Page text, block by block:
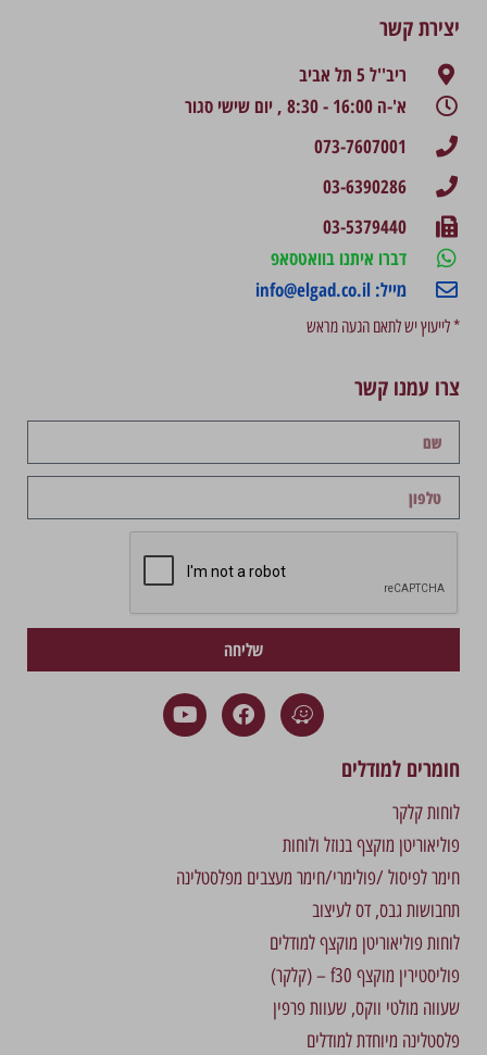
יצירת קשר
ריב''ל 5 תל אביב
א'-ה 16:00 - 8:30 , יום שישי סגור
073-7607001
03-6390286
03-5379440
דברו איתנו בוואטסאפ
מייל: info@elgad.co.il
* לייעוץ יש לתאם הגעה מראש
צרו עמנו קשר
שליחה
חומרים למודלים
לוחות קלקר
פוליאוריטן מוקצף בנוזל ולוחות
חימר לפיסול /פולימרי/חימר מעצבים מפלסטלינה
תחבושות גבס, דס לעיצוב
לוחות פוליאוריטן מוקצף למודלים
פוליסטירין מוקצף f30 – (קלקר)
שעווה מולטי ווקס, שעוות פרפין
פלסטלינה מיוחדת למודלים